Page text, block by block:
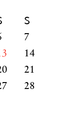
S
7
14
21
28